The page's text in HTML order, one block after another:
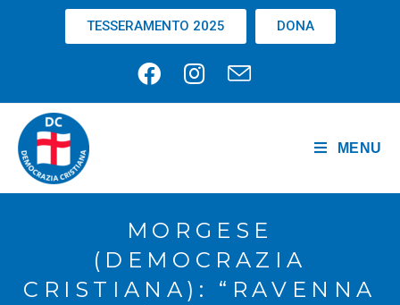
TESSERAMENTO 2025 DONA
MENU
MORGESE
(DEMOCRAZIA
CRISTIANA): “RAVENNA